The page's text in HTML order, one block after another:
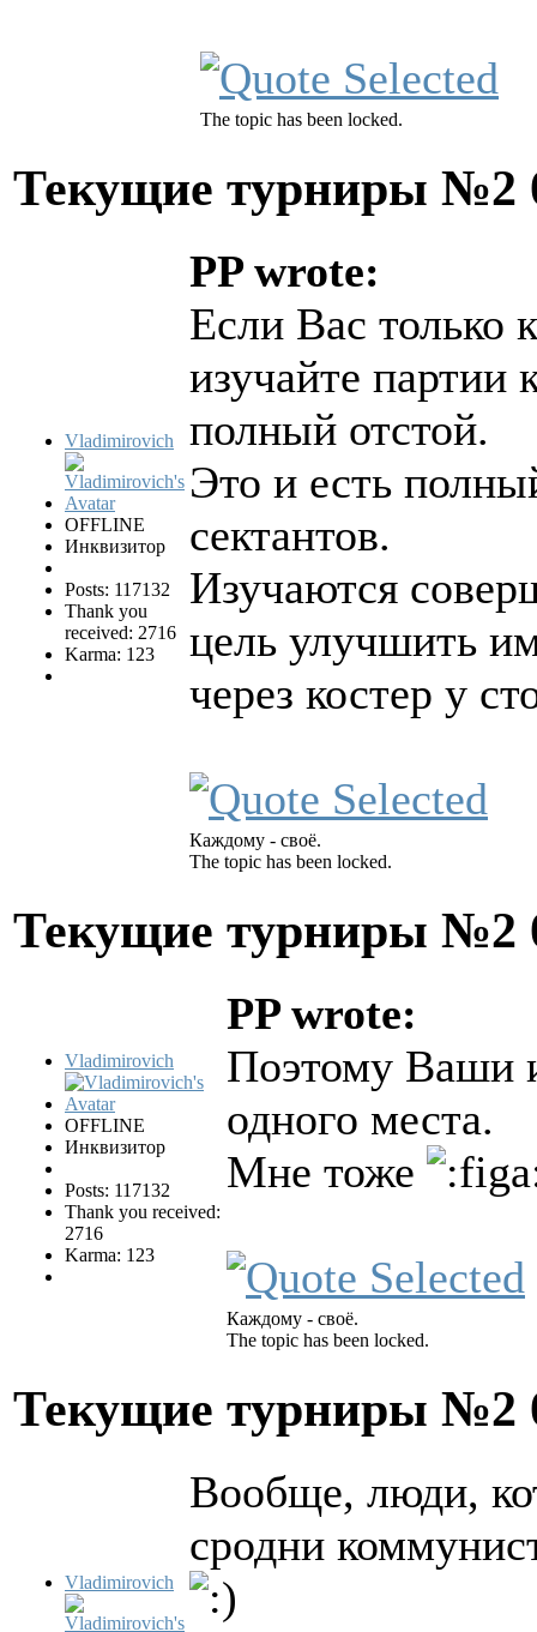
The topic has been locked.
Текущие турниры №2
Vladimirovich
OFFLINE
Инквизитор
Posts: 117132
Thank you
received: 2716
Karma: 123
PP wrote:
Если Вас только
изучайте партии
полный отстой.
Это и есть
сектантов.
Изучаются
цель улучшить
через костер у
Каждому - своё.
The topic has been locked.
Текущие турниры №2
Vladimirovich
OFFLINE
Инквизитор
Posts: 117132
Thank you received:
2716
Karma: 123
PP wrote:
Поэтому Ваши
одного места.
Мне тоже
Каждому - своё.
The topic has been locked.
Текущие турниры №2
Vladimirovich
Вообще, люди,
сродни